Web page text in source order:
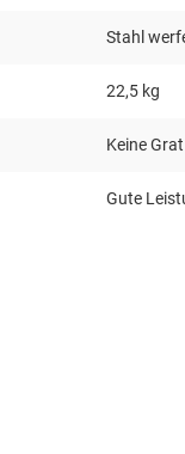
Stahl
22,5 kg
Keine Grat
Gute